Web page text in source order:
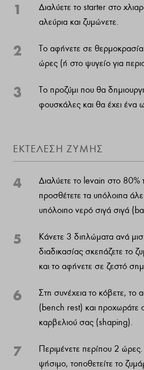
1
Διαλύετε το starter στο
αλεύρια και ζυμώνετε.
2
Το αφήνετε σε
ώρες (ή στο ψυγείο για
3
Το προζύμι που θα
φουσκάλες και θα έχει ένα
ΕΚΤΕΛΕΣΗ ΖΥΜΗΣ
4
Διαλύετε το levain στο 80%
προσθέτετε τα υπόλοιπα
υπόλοιπο νερό σιγά σιγά
5
Κάνετε 3 διπλώματα ανά
διαδικασίας σκεπάζετε το
και το αφήνετε σε ζεστό
6
Στη συνέχεια το κόβετε, το
(bench rest) και προχωράτε
καρβελιού σας (shaping).
7
Περιμένετε περίπου 2 ώρες.
ψήσιμο, τοποθετείτε το